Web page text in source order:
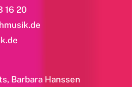
16 20
Barbara Hanssen